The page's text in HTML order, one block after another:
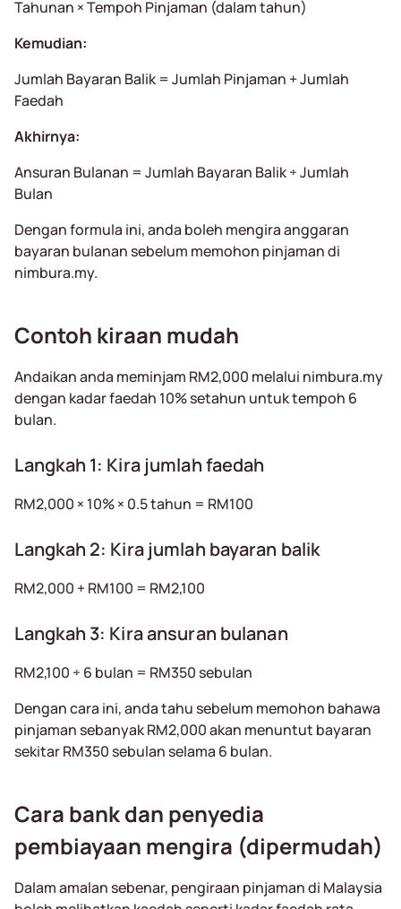
Tahunan × Tempoh Pinjaman (dalam tahun)
Kemudian:
Jumlah Bayaran Balik = Jumlah Pinjaman + Jumlah
Faedah
Akhirnya:
Ansuran Bulanan = Jumlah Bayaran Balik ÷ Jumlah
Bulan
Dengan formula ini, anda boleh mengira anggaran
bayaran bulanan sebelum memohon pinjaman di
nimbura.my.
Contoh kiraan mudah
Andaikan anda meminjam RM2,000 melalui nimbura.my
dengan kadar faedah 10% setahun untuk tempoh 6
bulan.
Langkah 1: Kira jumlah faedah
RM2,000 × 10% × 0.5 tahun = RM100
Langkah 2: Kira jumlah bayaran balik
RM2,000 + RM100 = RM2,100
Langkah 3: Kira ansuran bulanan
RM2,100 ÷ 6 bulan = RM350 sebulan
Dengan cara ini, anda tahu sebelum memohon bahawa
pinjaman sebanyak RM2,000 akan menuntut bayaran
sekitar RM350 sebulan selama 6 bulan.
Cara bank dan penyedia
pembiayaan mengira (dipermudah)
Dalam amalan sebenar, pengiraan pinjaman di Malaysia